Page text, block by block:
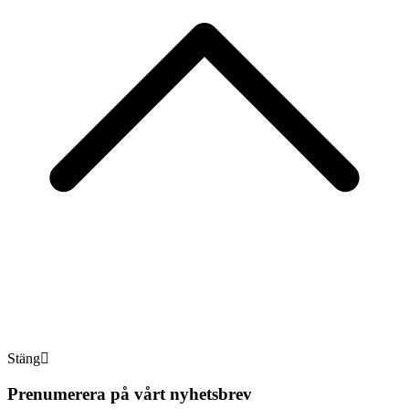
Stäng
Prenumerera på vårt nyhetsbrev